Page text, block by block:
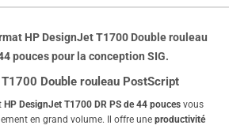
HP DesignJet T1700 Double rouleau
pouces pour la conception SIG.
Double rouleau PostScript
HP DesignJet T1700 DR PS de 44 poucesvous
en grand volume. Il offre une productivité